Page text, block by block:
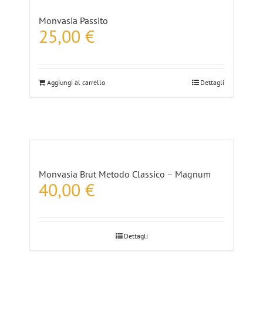
Monvasia Passito
25,00 €
Aggiungi al carrello Dettagli
Monvasia Brut Metodo Classico – Magnum
40,00 €
Dettagli